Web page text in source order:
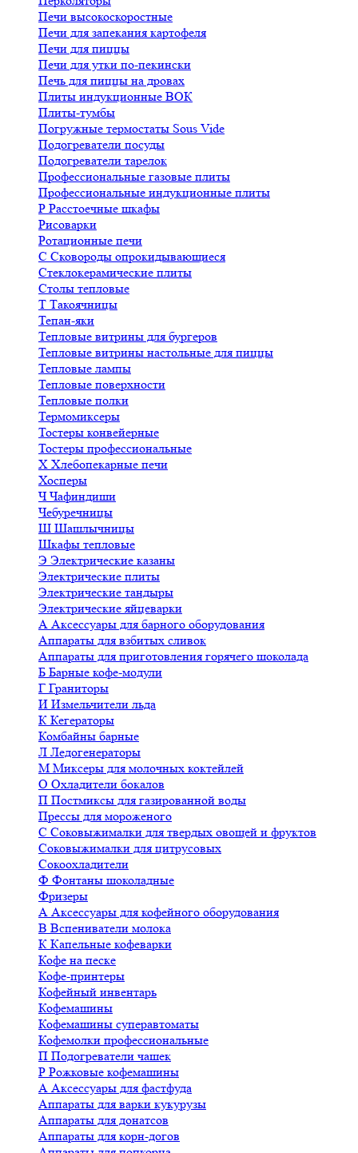
Печи высокоскоростные
Печи для запекания картофеля
Печи для пиццы
Печи для утки по-пекински
Печь для пиццы на дровах
Плиты индукционные ВОК
Плиты-тумбы
Погружные термостаты Sous Vide
Подогреватели посуды
Подогреватели тарелок
Профессиональные газовые плиты
Профессиональные индукционные плиты
Р Расстоечные шкафы
Рисоварки
Ротационные печи
С Сковороды опрокидывающиеся
Стеклокерамические плиты
Столы тепловые
Т Такоячницы
Тепан-яки
Тепловые витрины для бургеров
Тепловые витрины настольные для пиццы
Тепловые лампы
Тепловые поверхности
Тепловые полки
Термомиксеры
Тостеры конвейерные
Тостеры профессиональные
Х Хлебопекарные печи
Хосперы
ЧЧафиндиши
Чебуречницы
Ш Шашлычницы
Шкафы тепловые
Э Электрические казаны
Электрические плиты
Электрические тандыры
Электрические яйцеварки
А Аксессуары для барного оборудования
Аппараты для взбитых сливок
Аппараты для приготовления горячего шоколада
Б Барные кофе-модули
Г Граниторы
И Измельчители льда
К Кегераторы
Комбайны барные
Л Ледогенераторы
М Миксеры для молочных коктейлей
О Охладители бокалов
П Постмиксы для газированной воды
Прессы для мороженого
С Соковыжималки для твердых овощей и фруктов
Соковыжималки для цитрусовых
Сокоохладители
Ф Фонтаны шоколадные
Фризеры
А Аксессуары для кофейного оборудования
В Вспениватели молока
К Капельные кофеварки
Кофе на песке
Кофе-принтеры
Кофейный инвентарь
Кофемашины
Кофемашины суперавтоматы
Кофемолки профессиональные
П Подогреватели чашек
Р Рожковые кофемашины
А Аксессуары для фастфуда
Аппараты для варки кукурузы
Аппараты для донатсов
Аппараты для корн-догов